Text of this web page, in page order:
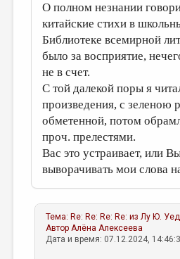
О полном незнании
китайские стихи в
Библиотеке всемирной
было за восприятие,
не в счет.
С той далекой поры я
произведения, с зеленою
обметенной, потом
проч. прелестями.
Вас это устраивает, или
выворачивать мои слова
Тема: Re: Re: Re: Re: из Лу Ю.
АвторАлёна Алексеева
Дата и время: 07.12.2024,